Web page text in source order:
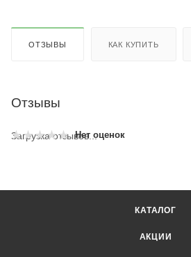
ОТЗЫВЫ КАК КУПИТЬ
Отзывы
Нет оценок
Загрузка отзывов...
КАТАЛОГ
АКЦИИ